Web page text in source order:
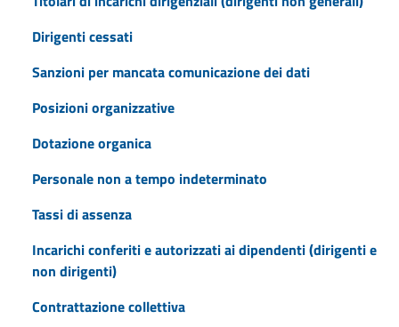
Dirigenti cessati
Sanzioni per mancata comunicazione dei dati
Posizioni organizzative
Dotazione organica
Personale non a tempo indeterminato
Tassi di assenza
Incarichi conferiti e autorizzati ai dipendenti (dirigenti e
non dirigenti)
Contrattazione collettiva